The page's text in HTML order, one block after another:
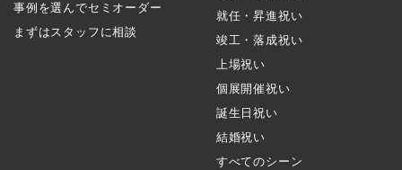
事例を選んでセミオーダー
まずはスタッフに相談
就任・昇進祝い
竣工・落成祝い
上場祝い
個展開催祝い
誕生日祝い
結婚祝い
すべてのシーン